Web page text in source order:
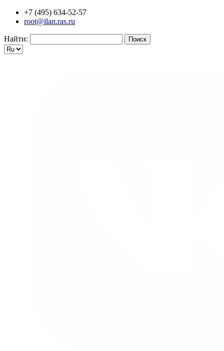
+7 (495) 634-52-57
root@ilan.ras.ru
Найти: